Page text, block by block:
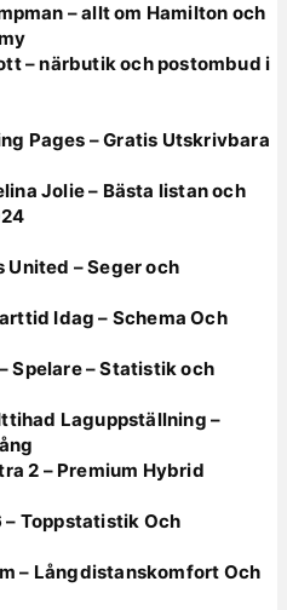
– allt om Hamilton och
– närbutik och postombud i
Pages – Gratis Utskrivbara
Jolie – Bästa listan och
United – Seger och
Idag – Schema Och
Spelare – Statistik och
Laguppställning –
2 – Premium Hybrid
– Toppstatistik Och
– Långdistanskomfort Och